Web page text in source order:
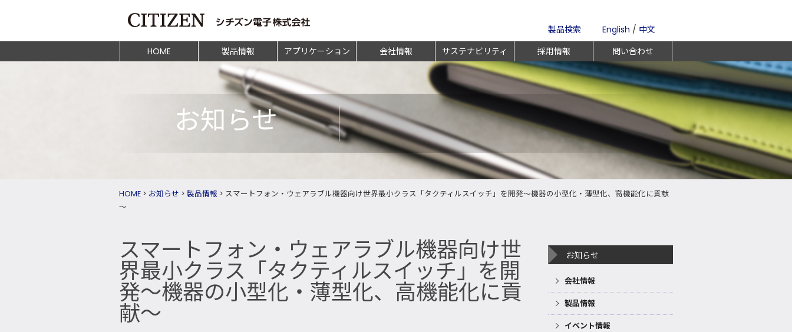
製品検索 English / 中文
HOME
製品情報 アプリケーション 会社情報 サステナビリティ 採用情報 問い合わせ
お知らせ
HOME > お知らせ > 製品情報 > スマートフォン・ウェアラブル機器向け世界最小クラス「タクティルスイッチ」を開発～機器の小型化・薄型化、高機能化に貢献
～
スマートフォン・ウェアラブル機器向け世
界最小クラス「タクティルスイッチ」を開
発～機器の小型化・薄型化、高機能化に貢
献～
お知らせ
会社情報
製品情報
イベント情報